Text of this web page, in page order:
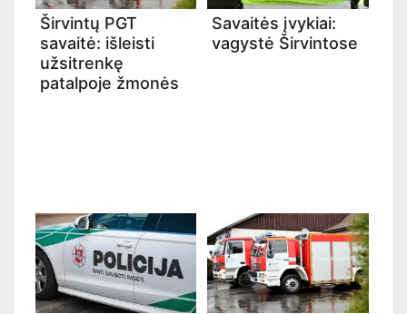
Širvintų PGT
savaitė: išleisti
užsitrenkę
patalpoje žmonės
Savaitės įvykiai:
vagystė Širvintose